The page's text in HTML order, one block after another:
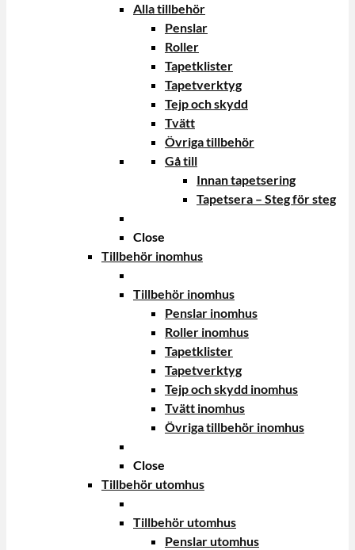
Alla tillbehör
Penslar
Roller
Tapetklister
Tapetverktyg
Tejp och skydd
Tvätt
Övriga tillbehör
Gå till
Innan tapetsering
Tapetsera – Steg för steg
Close
Tillbehör inomhus
Tillbehör inomhus
Penslar inomhus
Roller inomhus
Tapetklister
Tapetverktyg
Tejp och skydd inomhus
Tvätt inomhus
Övriga tillbehör inomhus
Close
Tillbehör utomhus
Tillbehör utomhus
Penslar utomhus